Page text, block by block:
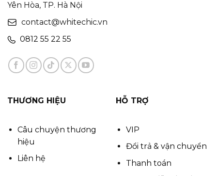
Yên Hòa, TP. Hà Nội
contact@whitechic.vn
0812 55 22 55
THƯƠNG HIỆU
Câu chuyện thương
hiệu
Liên hệ
HỖ TRỢ
VIP
Đổi trả & vận chuyển
Thanh toán